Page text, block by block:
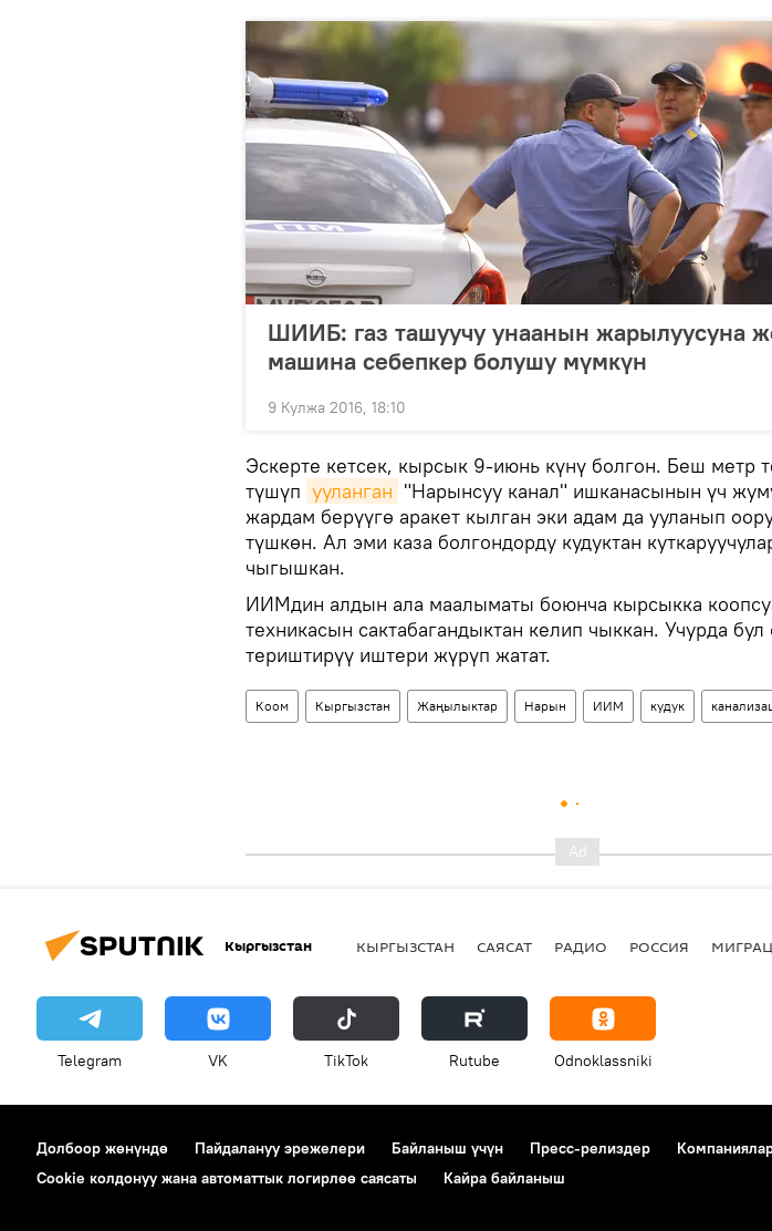
ШИИБ: газ ташуучу унаанын жарылуусуна
машина себепкер болушу мүмкүн
9 Кулжа 2016, 18:10
Эскерте кетсек, кырсык 9-июнь күнү болгон. Беш метр
түшүп ууланган "Нарынсуу канал" ишканасынын үч
жардам берүүгө аракет кылган эки адам да ууланып
түшкөн. Ал эми каза болгондорду кудуктан
чыгышкан.
ИИМдин алдын ала маалыматы боюнча кырсыкка
техникасын сактабагандыктан келип чыккан. Учурда
териштирүү иштери жүрүп жатат.
Коом Кыргызстан Жаңылыктар Нарын ИИМ кудук
Кыргызстан КЫРГЫЗСТАН САЯСАТ РАДИО РОССИЯ
Telegram VK ТikТоk Rutube Odnoklassniki
Долбоор жөнүндө Пайдалануу эрежелери Байланыш үчүн Пресс-релиздер
Cookie колдонуу жана автоматтык логирлөө саясаты
Кайра байланыш